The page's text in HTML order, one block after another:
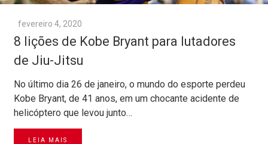
fevereiro 4, 2020
8 lições de Kobe Bryant para lutadores
de Jiu-Jitsu
No último dia 26 de janeiro, o mundo do esporte perdeu
Kobe Bryant, de 41 anos, em um chocante acidente de
helicóptero que levou junto…
LEIA MAIS